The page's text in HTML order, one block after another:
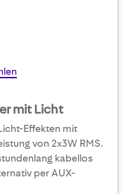
mit Licht
Effekten mit
von 2x3W RMS.
kabellos
per AUX-